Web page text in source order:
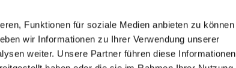
Funktionen für soziale Medien anbieten zu können
wir Informationen zu Ihrer Verwendung unserer
weiter. Unsere Partner führen diese Informationen
Chancen & Risiken